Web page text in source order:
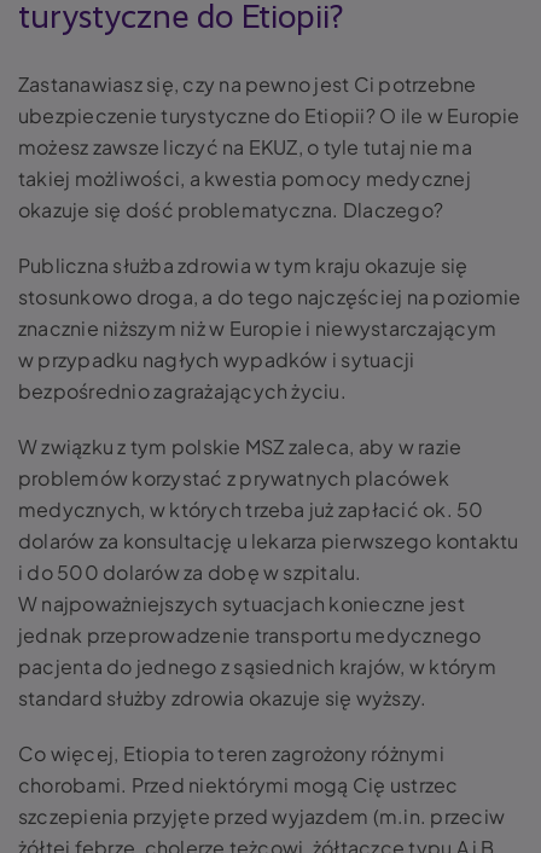
turystyczne do Etiopii?
Zastanawiasz się, czy na pewno jest Ci potrzebne
ubezpieczenie turystyczne do Etiopii? O ile w Europie
możesz zawsze liczyć na EKUZ, o tyle tutaj nie ma
takiej możliwości, a kwestia pomocy medycznej
okazuje się dość problematyczna. Dlaczego?
Publiczna służba zdrowia w tym kraju okazuje się
stosunkowo droga, a do tego najczęściej na poziomie
znacznie niższym niż w Europie i niewystarczającym
w przypadku nagłych wypadków i sytuacji
bezpośrednio zagrażających życiu.
W związku z tym polskie MSZ zaleca, aby w razie
problemów korzystać z prywatnych placówek
medycznych, w których trzeba już zapłacić ok. 50
dolarów za konsultację u lekarza pierwszego kontaktu
i do 500 dolarów za dobę w szpitalu.
W najpoważniejszych sytuacjach konieczne jest
jednak przeprowadzenie transportu medycznego
pacjenta do jednego z sąsiednich krajów, w którym
standard służby zdrowia okazuje się wyższy.
Co więcej, Etiopia to teren zagrożony różnymi
chorobami. Przed niektórymi mogą Cię ustrzec
szczepienia przyjęte przed wyjazdem (m.in. przeciw